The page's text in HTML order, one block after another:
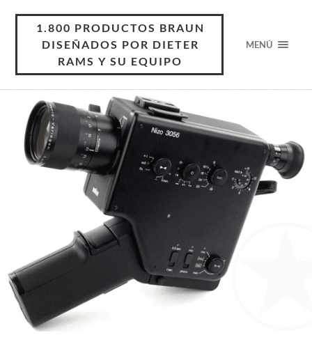
1.800 PRODUCTOS BRAUN
DISEÑADOS POR DIETER
RAMS Y SU EQUIPO
MENÚ